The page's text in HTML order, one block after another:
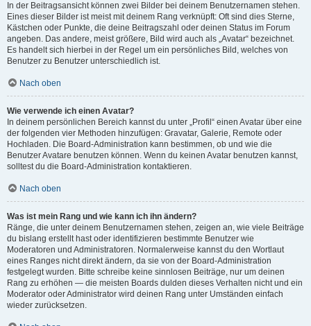
In der Beitragsansicht können zwei Bilder bei deinem Benutzernamen stehen.
Eines dieser Bilder ist meist mit deinem Rang verknüpft: Oft sind dies Sterne,
Kästchen oder Punkte, die deine Beitragszahl oder deinen Status im Forum
angeben. Das andere, meist größere, Bild wird auch als „Avatar“ bezeichnet.
Es handelt sich hierbei in der Regel um ein persönliches Bild, welches von
Benutzer zu Benutzer unterschiedlich ist.
Nach oben
Wie verwende ich einen Avatar?
In deinem persönlichen Bereich kannst du unter „Profil“ einen Avatar über eine
der folgenden vier Methoden hinzufügen: Gravatar, Galerie, Remote oder
Hochladen. Die Board-Administration kann bestimmen, ob und wie die
Benutzer Avatare benutzen können. Wenn du keinen Avatar benutzen kannst,
solltest du die Board-Administration kontaktieren.
Nach oben
Was ist mein Rang und wie kann ich ihn ändern?
Ränge, die unter deinem Benutzernamen stehen, zeigen an, wie viele Beiträge
du bislang erstellt hast oder identifizieren bestimmte Benutzer wie
Moderatoren und Administratoren. Normalerweise kannst du den Wortlaut
eines Ranges nicht direkt ändern, da sie von der Board-Administration
festgelegt wurden. Bitte schreibe keine sinnlosen Beiträge, nur um deinen
Rang zu erhöhen — die meisten Boards dulden dieses Verhalten nicht und ein
Moderator oder Administrator wird deinen Rang unter Umständen einfach
wieder zurücksetzen.